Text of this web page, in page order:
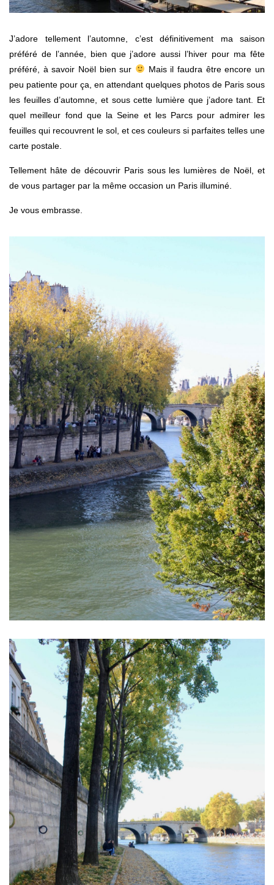
J’adore tellement l’automne, c’est définitivement ma saison
préféré de l’année, bien que j’adore aussi l’hiver pour ma fête
préféré, à savoir Noël bien sur
Mais il faudra être encore un
peu patiente pour ça, en attendant quelques photos de Paris sous
les feuilles d’automne, et sous cette lumière que j’adore tant. Et
quel meilleur fond que la Seine et les Parcs pour admirer les
feuilles qui recouvrent le sol, et ces couleurs si parfaites telles une
carte postale.
Tellement hâte de découvrir Paris sous les lumières de Noël, et
de vous partager par la même occasion un Paris illuminé.
Je vous embrasse.